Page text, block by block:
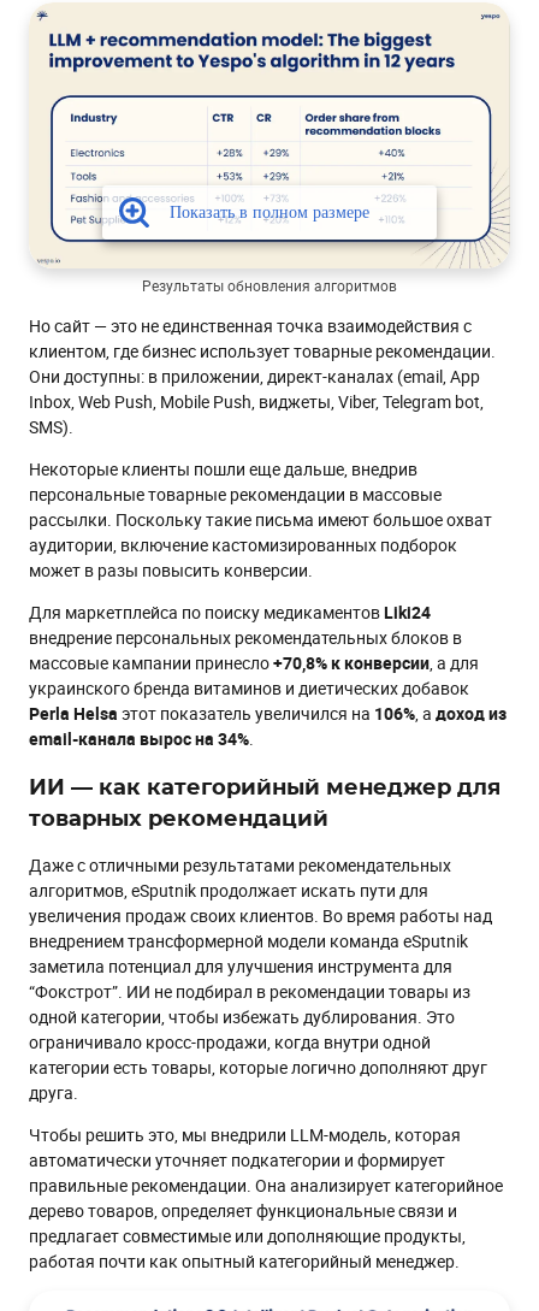
Результаты обновления алгоритмов
Но сайт — это не единственная точка взаимодействия с
клиентом, где бизнес использует товарные рекомендации.
Они доступны: в приложении, директ-каналах (email, App
Inbox, Web Push, Mobile Push, виджеты, Viber, Telegram bot,
SMS).
Некоторые клиенты пошли еще дальше, внедрив
персональные товарные рекомендации в массовые
рассылки. Поскольку такие письма имеют большое охват
аудитории, включение кастомизированных подборок
может в разы повысить конверсии.
Для маркетплейса по поиску медикаментовLiki24
внедрение персональных рекомендательных блоков в
массовые кампании принесло+70,8%к конверсии, а для
украинского бренда витаминов и диетических добавок
Perla Helsa этот показатель увеличился на 106%, а доход из
email-канала вырос на 34%.
ИИ — как категорийный менеджер для
товарных рекомендаций
Даже с отличными результатами рекомендательных
алгоритмов, eSputnik продолжает искать пути для
увеличения продаж своих клиентов. Во время работы над
внедрением трансформерной модели команда eSputnik
заметила потенциал для улучшения инструмента для
“Фокстрот”. ИИ не подбирал в рекомендации товары из
одной категории, чтобы избежать дублирования. Это
ограничивало кросс-продажи, когда внутри одной
категории есть товары, которые логично дополняют друг
друга.
Чтобы решить это, мы внедрили LLM-модель, которая
автоматически уточняет подкатегории и формирует
правильные рекомендации. Она анализирует категорийное
дерево товаров, определяет функциональные связи и
предлагает совместимые или дополняющие продукты,
работая почти как опытный категорийный менеджер.